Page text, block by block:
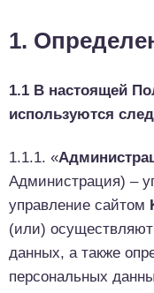
1.
1.1 В настоящей
используются
1.1.1. «
Администрация) –
управление сайтом
(или)
данных, а также
персональных